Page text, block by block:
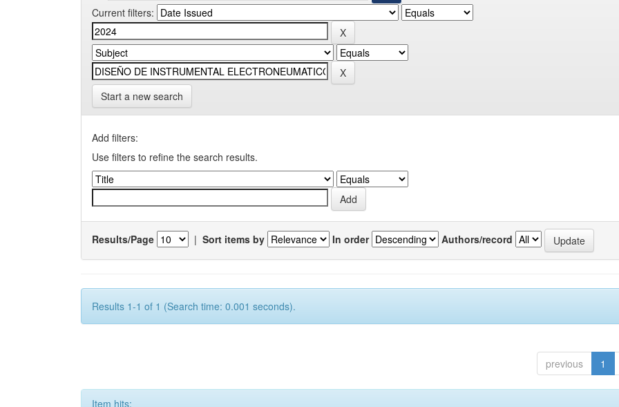
Current filters:
Start a new search
Add filters:
Use filters to refine the search results.
Results/Page | Sort items by In order Authors/record
Results 1-1 of 1 (Search time: 0.001 seconds).
previous 1
Item hits: